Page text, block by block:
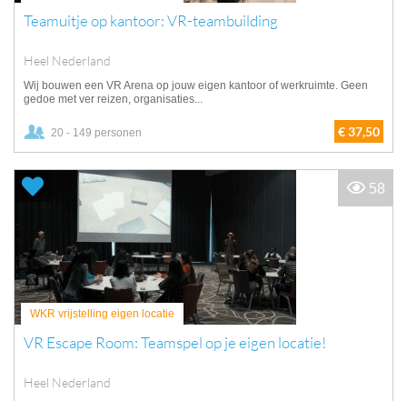
Teamuitje op kantoor: VR-teambuilding
Heel Nederland
Wij bouwen een VR Arena op jouw eigen kantoor of werkruimte. Geen
gedoe met ver reizen, organisaties...
20 - 149 personen € 37,50
WKR vrijstelling eigen locatie
VR Escape Room: Teamspel op je eigen locatie!
Heel Nederland
58